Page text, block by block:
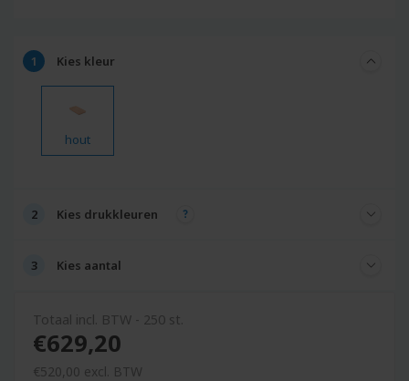
Kies kleur
hout
Kies drukkleuren
Kies aantal
Totaal incl. BTW - 250 st.
€629,20
€520,00 excl. BTW